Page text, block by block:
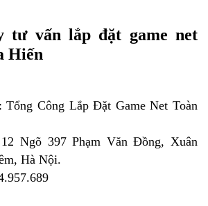
tư vấn lắp đặt game net
Hiến
Tổng Công Lắp Đặt Game Net Toàn
Ngõ 397 Phạm Văn Đồng, Xuân
Hà Nội.